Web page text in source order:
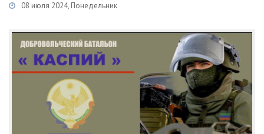
08 июля 2024, Понедельник